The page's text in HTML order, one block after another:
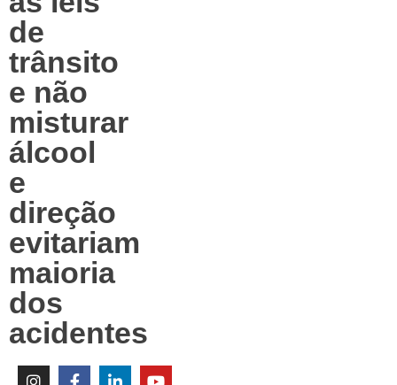
de
trânsito
e não
misturar
álcool
e
direção
evitariam
maioria
dos
acidentes